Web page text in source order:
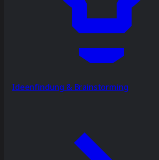
Ideenfindung & Brainstorming